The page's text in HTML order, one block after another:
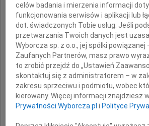
Modest
celów badania i mierzenia informacji
funkcjonowania serwisów i aplikacji lub
dot. świadczonych Tobie usług. Jeśli
przetwarzania Twoich danych jest
Wyborcza sp. z o.o., jej spółki powiązanej
Zaufanych Partnerów, masz prawo
to zrobić przejdź do „Ustawień
skontaktuj się z administratorem – w
zakresu sprzeciwu i podmiotu, wobec
kierowany. Więcej informacji znajdziesz w
Prywatności Wyborcza.pl i Polityce